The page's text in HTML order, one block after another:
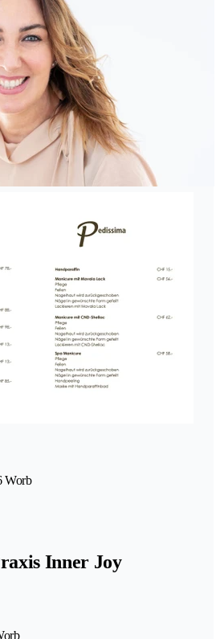
Worb
Inner Joy